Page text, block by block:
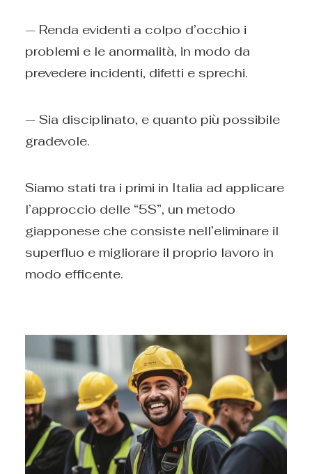
— Renda evidenti a colpo d’occhio i
problemi e le anormalità, in modo da
prevedere incidenti, difetti e sprechi.
— Sia disciplinato, e quanto più possibile
gradevole.
Siamo stati tra i primi in Italia ad applicare
l’approccio delle “5S”, un metodo
giapponese che consiste nell’eliminare il
superfluo e migliorare il proprio lavoro in
modo efficente.